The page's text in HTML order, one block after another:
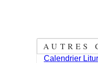
AUTRES
Calendrier